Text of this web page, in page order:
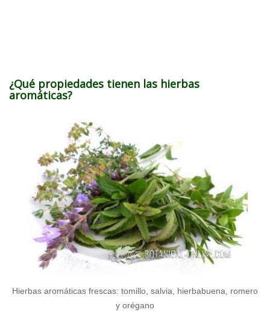
¿Qué propiedades tienen las hierbas
aromáticas?
Hierbas aromáticas frescas: tomillo, salvia, hierbabuena, romero
y orégano